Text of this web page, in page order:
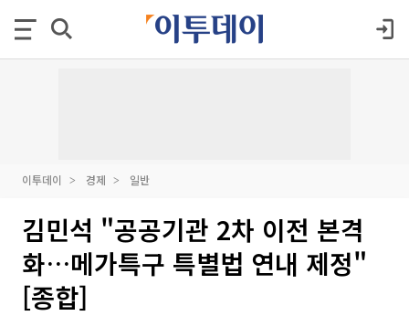
이투데이 경제 일반
김민석 "공공기관 2차 이전 본격
화…메가특구 특별법 연내 제정"
[종합]